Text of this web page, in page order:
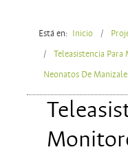
Está en: Inicio
Teleasistencia
Neonatos De